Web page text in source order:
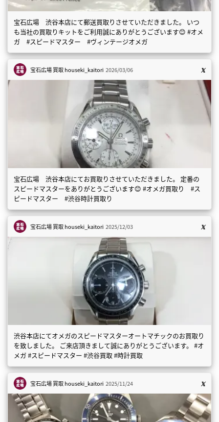
宝石広場 渋谷本店にて郵送買取りさせていただきました。 いつ
も当社の買取りキットをご利用誠にありがとうございます😊 #オメ
ガ #スピードマスター #ヴィンテージオメガ
宝石広場 買取houseki_kaitori 2026/03/06
宝石広場 渋谷本店にてお買取りさせていただきました。 定番の
スピードマスターをありがとうございます😊 #オメガ買取り #ス
ピードマスター #渋谷時計買取り
宝石広場 買取houseki_kaitori 2025/12/03
渋谷本店にてオメガのスピードマスターオートマチックのお買取り
を致しました。 ご来店頂きまして誠にありがとうございます。 #オ
メガ #スピードマスター #渋谷買取 #時計買取
宝石広場 買取houseki_kaitori 2025/11/24